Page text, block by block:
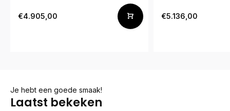
€4.905,00 €5.136,00
Je hebt een goede smaak!
Laatst bekeken